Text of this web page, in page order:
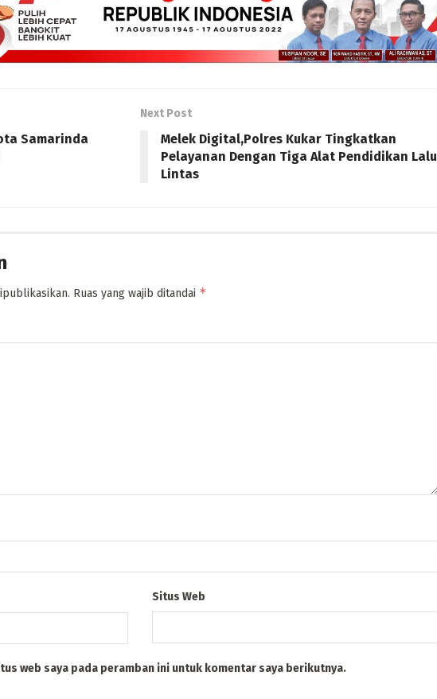
Samarinda
Next Post
Melek Digital,Polres Kukar Tingkatkan
Pelayanan Dengan Tiga Alat Pendidikan Lalu
Lintas
Ruas yang wajib ditandai *
Situs Web
web saya pada peramban ini untuk komentar saya berikutnya.